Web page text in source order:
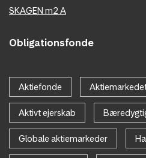
SKAGEN m2 A
Obligationsfonde
Aktiefonde
Aktivt ejerskab
Globale aktiemarkeder